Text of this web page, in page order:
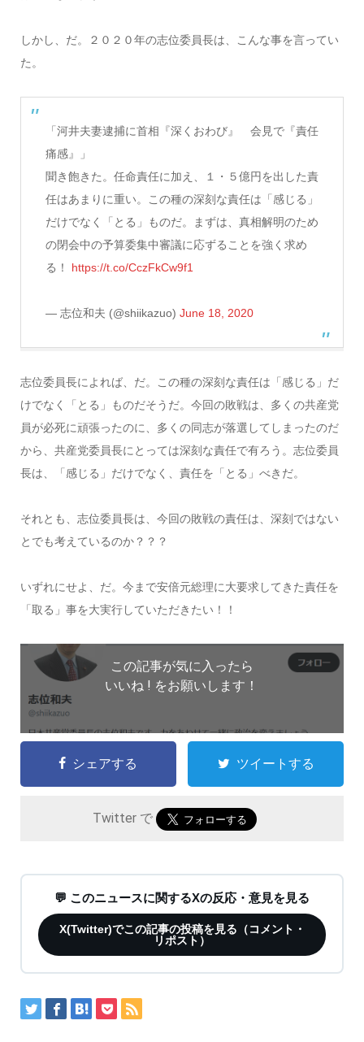
しかし、だ。２０２０年の志位委員長は、こんな事を言ってい
た。
「河井夫妻逮捕に首相『深くおわび』 会見で『責任
痛感』」
聞き飽きた。任命責任に加え、１・５億円を出した責
任はあまりに重い。この種の深刻な責任は「感じる」
だけでなく「とる」ものだ。まずは、真相解明のため
の閉会中の予算委集中審議に応ずることを強く求め
る！ https://t.co/CczFkCw9f1
— 志位和夫 (@shiikazuo) June 18, 2020
志位委員長によれば、だ。この種の深刻な責任は「感じる」だ
けでなく「とる」ものだそうだ。今回の敗戦は、多くの共産党
員が必死に頑張ったのに、多くの同志が落選してしまったのだ
から、共産党委員長にとっては深刻な責任で有ろう。志位委員
長は、「感じる」だけでなく、責任を「とる」べきだ。
それとも、志位委員長は、今回の敗戦の責任は、深刻ではない
とでも考えているのか？？？
いずれにせよ、だ。今まで安倍元総理に大要求してきた責任を
「取る」事を大実行していただきたい！！
この記事が気に入ったら
いいね ! をお願いします！
シェアする ツイートする
Twitter で
💬 このニュースに関するXの反応・意見を見る
X(Twitter)でこの記事の投稿を見る（コメント・
リポスト）